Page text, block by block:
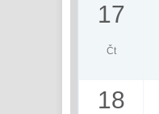
17
Čt
18